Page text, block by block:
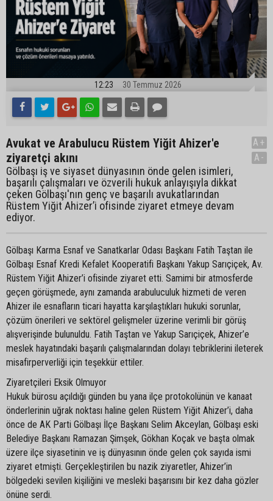
12:23 30 Temmuz 2026
Avukat ve Arabulucu Rüstem Yiğit Ahizer'e
ziyaretçi akını
Gölbaşı iş ve siyaset dünyasının önde gelen isimleri,
başarılı çalışmaları ve özverili hukuk anlayışıyla dikkat
çeken Gölbaşı'nın genç ve başarılı avukatlarından
Rüstem Yiğit Ahizer’i ofisinde ziyaret etmeye devam
ediyor.
A+
A-
Gölbaşı Karma Esnaf ve Sanatkarlar Odası Başkanı Fatih Taştan ile
Gölbaşı Esnaf Kredi Kefalet Kooperatifi Başkanı Yakup Sarıçiçek, Av.
Rüstem Yiğit Ahizer’i ofisinde ziyaret etti. Samimi bir atmosferde
geçen görüşmede, aynı zamanda arabuluculuk hizmeti de veren
Ahizer ile esnafların ticari hayatta karşılaştıkları hukuki sorunlar,
çözüm önerileri ve sektörel gelişmeler üzerine verimli bir görüş
alışverişinde bulunuldu. Fatih Taştan ve Yakup Sarıçiçek, Ahizer’e
meslek hayatındaki başarılı çalışmalarından dolayı tebriklerini ileterek
misafirperverliği için teşekkür ettiler.
Ziyaretçileri Eksik Olmuyor
Hukuk bürosu açıldığı günden bu yana ilçe protokolünün ve kanaat
önderlerinin uğrak noktası haline gelen Rüstem Yiğit Ahizer’i, daha
önce de AK Parti Gölbaşı İlçe Başkanı Selim Akceylan, Gölbaşı eski
Belediye Başkanı Ramazan Şimşek, Gökhan Koçak ve başta olmak
üzere ilçe siyasetinin ve iş dünyasının önde gelen çok sayıda ismi
ziyaret etmişti. Gerçekleştirilen bu nazik ziyaretler, Ahizer’in
bölgedeki sevilen kişiliğini ve mesleki başarısını bir kez daha gözler
önüne serdi.